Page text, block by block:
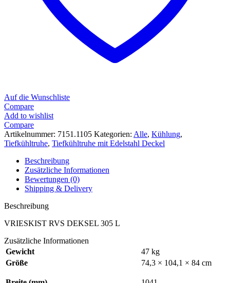
Auf die Wunschliste
Compare
Add to wishlist
Compare
Artikelnummer: 7151.1105 Kategorien: Alle, Kühlung,
Tiefkühltruhe, Tiefkühltruhe mit Edelstahl Deckel
Beschreibung
Zusätzliche Informationen
Bewertungen (0)
Shipping & Delivery
Beschreibung
VRIESKIST RVS DEKSEL 305 L
Zusätzliche Informationen
Gewicht
47 kg
Größe
74,3 × 104,1 × 84 cm